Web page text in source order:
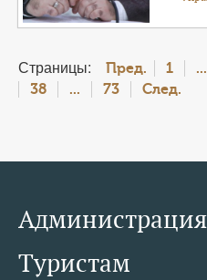
Страницы: Пред. 1 ...
38
... 73 След.
Администрация
Туристам